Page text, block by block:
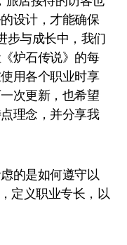
设计，才能确保
步与成长中，我们
炉石传说》的每
用各个职业时享
次更新，也希望
理念，并分享我
的是如何遵守以
定义职业专长，以